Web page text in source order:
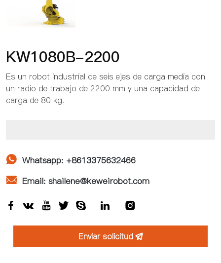
KW1080B-2200
Es un robot industrial de seis ejes de carga media con
un radio de trabajo de 2200 mm y una capacidad de
carga de 80 kg.
 Whatsapp: +8613375632466
 Email: shailene@keweirobot.com
      
Enviar solicitud